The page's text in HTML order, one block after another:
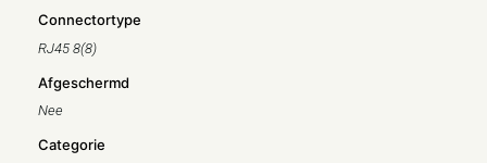
Connectortype
RJ45 8(8)
Afgeschermd
Nee
Categorie